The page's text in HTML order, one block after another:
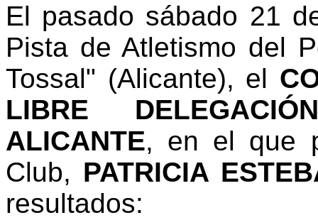
El pasado sábado 21
Pista de Atletismo del
Tossal" (Alicante), el
LIBRE
ALICANTE, en el que
Club, PATRICIA
resultados: